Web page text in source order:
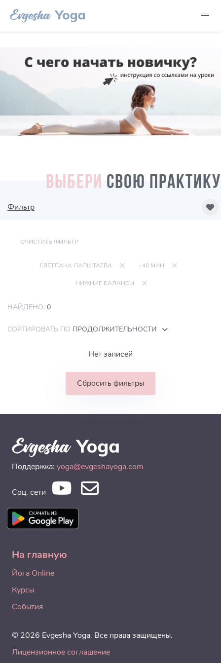
ВЫБЕРИ СВОЮ ПРАКТИКУ
Фильтр
ОЧИСТИТЬ ФИЛЬТР
СВЕТЛАНА ЛАПШТАЕВА ~40 МИН
НИЖНИЕ БАЛАНСЫ
НАЙДЕНО: 0
СОРТИРОВАТЬ ПО ПРОДОЛЖИТЕЛЬНОСТИ
Нет записей
Сбросить фильтры
Поддержка: yoga@evgeshayoga.com
Соц. сети
На главную
Йога Online
Курсы
События
© 2026 Evgesha Yoga. Все права защищены.
Лицензионное соглашение